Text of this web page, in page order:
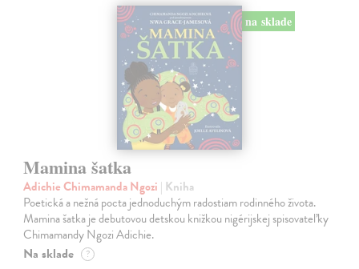
na sklade
Mamina šatka
Adichie Chimamanda Ngozi | Kniha
Poetická a nežná pocta jednoduchým radostiam rodinného života.
Mamina šatka je debutovou detskou knižkou nigérijskej spisovateľky
Chimamandy Ngozi Adichie.
Na sklade ?